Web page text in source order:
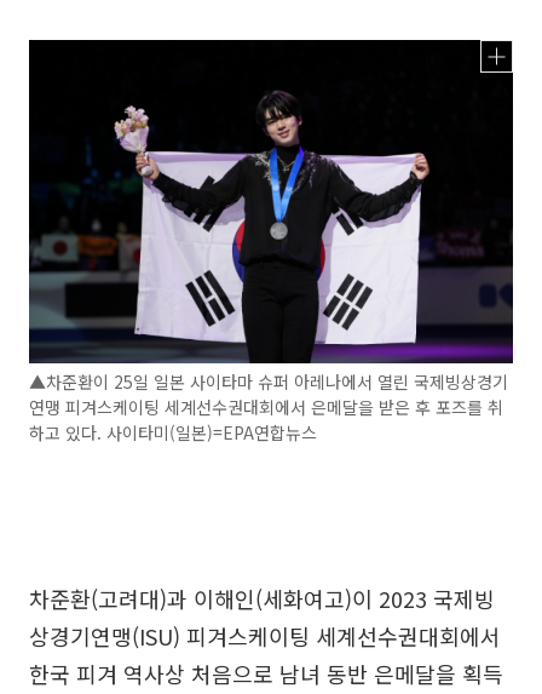
▲차준환이 25일 일본 사이타마 슈퍼 아레나에서 열린 국제빙상경기
연맹 피겨스케이팅 세계선수권대회에서 은메달을 받은 후 포즈를 취
하고 있다. 사이타미(일본)=EPA연합뉴스
차준환(고려대)과 이해인(세화여고)이 2023 국제빙
상경기연맹(ISU) 피겨스케이팅 세계선수권대회에서
한국 피겨 역사상 처음으로 남녀 동반 은메달을 획득